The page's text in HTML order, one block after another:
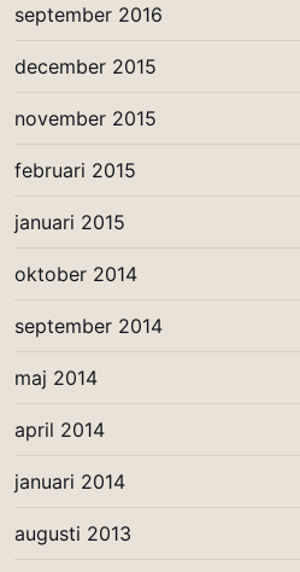
september 2016
december 2015
november 2015
februari 2015
januari 2015
oktober 2014
september 2014
maj 2014
april 2014
januari 2014
augusti 2013